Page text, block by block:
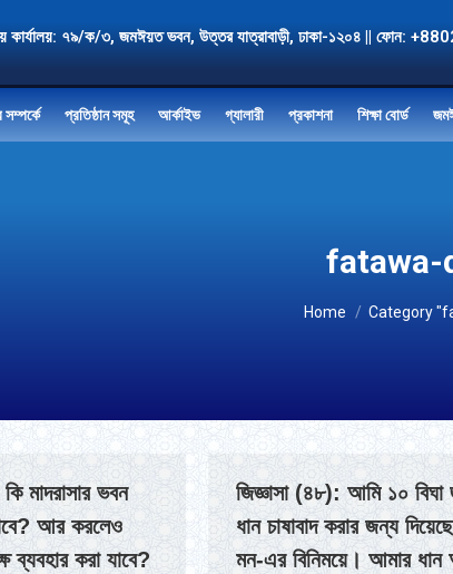
কার্যালয়: ৭৯/ক/৩, জমঈয়ত ভবন, উত্তর যাত্রাবাড়ী, ঢাকা-১২০৪ ||
প্রতিষ্ঠান সমূহ আর্কাইভ গ্যালারী প্রকাশনা শিক্ষা বোর্ড
fatawa-
You are here:
Home Category
মাদরাসার ভবন
আর করলেও
ব্যবহার করা যাবে?
জিজ্ঞাসা (৪৮): আমি ১০
ধান চাষাবাদ করার জন্য
মন-এর বিনিময়ে। আমার ধান